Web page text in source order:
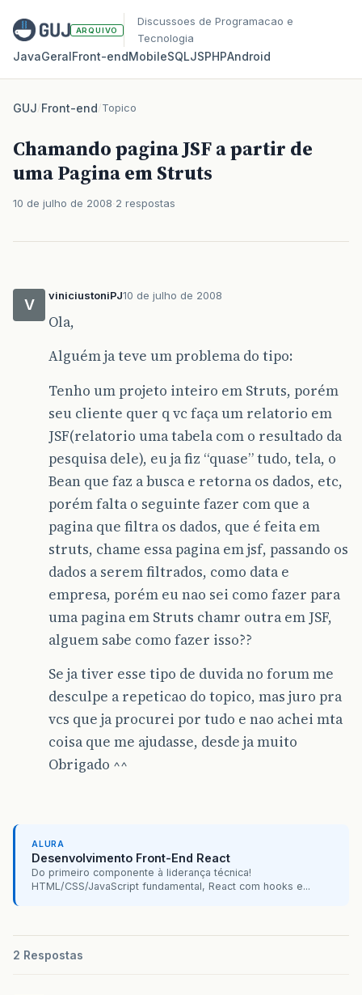
ARQUIVO
Discussoes de Programacao e
Tecnologia
JavaGeralFront‑endMobileSQLJSPHPAndroid
GUJ/Front-end/Topico
Chamando pagina JSF a partir de
uma Pagina em Struts
10 de julho de 2008 2 respostas
V
viniciustoniPJ10 de julho de 2008
Ola,
Alguém ja teve um problema do tipo:
Tenho um projeto inteiro em Struts, porém
seu cliente quer q vc faça um relatorio em
JSF(relatorio uma tabela com o resultado da
pesquisa dele), eu ja fiz “quase” tudo, tela, o
Bean que faz a busca e retorna os dados, etc,
porém falta o seguinte fazer com que a
pagina que filtra os dados, que é feita em
struts, chame essa pagina em jsf, passando os
dados a serem filtrados, como data e
empresa, porém eu nao sei como fazer para
uma pagina em Struts chamr outra em JSF,
alguem sabe como fazer isso??
Se ja tiver esse tipo de duvida no forum me
desculpe a repeticao do topico, mas juro pra
vcs que ja procurei por tudo e nao achei mta
coisa que me ajudasse, desde ja muito
Obrigado ^^
ALURA
Desenvolvimento Front-End React
Do primeiro componente à liderança técnica!
HTML/CSS/JavaScript fundamental, React com hooks e...
2 Respostas